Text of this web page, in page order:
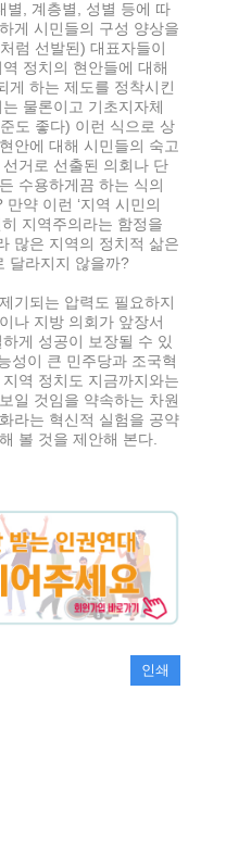
별, 계층별, 성별 등에 따
게 시민들의 구성 양상을
럼 선발된) 대표자들이
정치의 현안들에 대해
게 하는 제도를 정착시킨
물론이고 기초지자체
도 좋다) 이런 식으로 상
안에 대해 시민들의 숙고
거로 선출된 의회나 단
수용하게끔 하는 식의
약 이런 ‘지역 시민의
지역주의라는 함정을
많은 지역의 정치적 삶은
달라지지 않을까?
기되는 압력도 필요하지
나 지방 의회가 앞장서
게 성공이 보장될 수 있
성이 큰 민주당과 조국혁
역 정치도 지금까지와는
일 것임을 약속하는 차원
라는 혁신적 실험을 공약
볼 것을 제안해 본다.
인쇄